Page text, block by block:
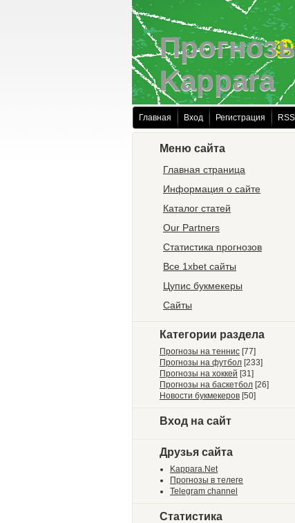
Kappara
Главная Вход Регистрация RSS
Меню сайта
Главная страница
Информация о сайте
Каталог статей
Our Partners
Статистика прогнозов
Все 1xbet сайты
Цупис букмекеры
Сайты
Категории раздела
Прогнозы на теннис [77]
Прогнозы на футбол [233]
Прогнозы на хоккей [31]
Прогнозы на баскетбол [26]
Новости букмекеров [50]
Вход на сайт
Друзья сайта
Kappara.Net
Прогнозы в телеге
Telegram channel
Статистика